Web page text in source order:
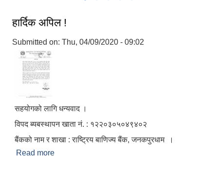
हार्दिक अपिल !
Submitted on: Thu, 04/09/2020 - 09:02
सहयोगको लागि धन्यवाद ।
विपद ब्यबस्थापन खाता नं. : १२२०३०५०४९४०२
बैंकको नाम र शाखा : राष्ट्रिय बाणिज्य बैंक, जनकपुरधाम ।
Read more